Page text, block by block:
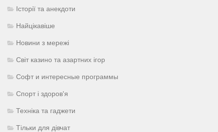
Історії та анекдоти
Найцікавіше
Новини з мережі
Світ казино та азартних ігор
Софт и интересные программы
Спорт і здоров'я
Техніка та гаджети
Тільки для дівчат